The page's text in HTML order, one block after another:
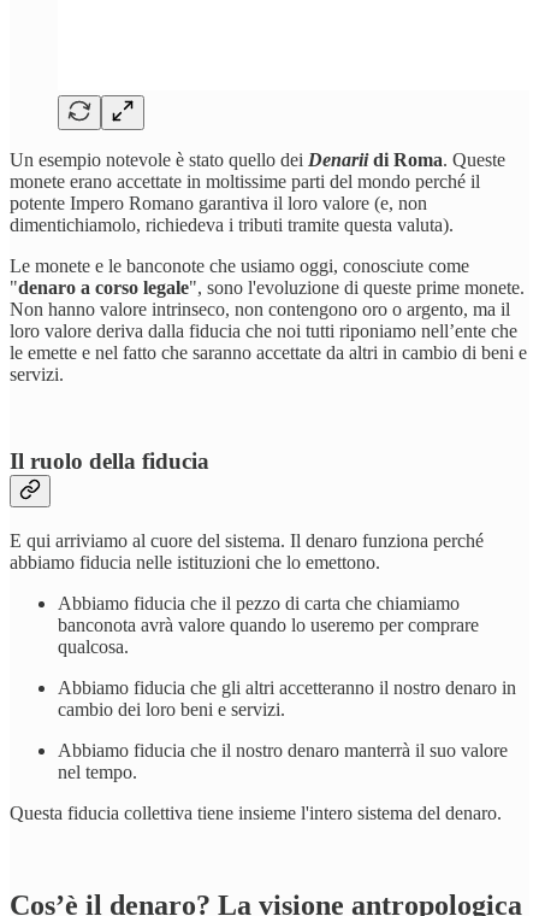
Un esempio notevole è stato quello dei Denariidi Roma. Queste
monete erano accettate in moltissime parti del mondo perché il
potente Impero Romano garantiva il loro valore (e, non
dimentichiamolo, richiedeva i tributi tramite questa valuta).
Le monete e le banconote che usiamo oggi, conosciute come
"denaro a corso legale", sono l'evoluzione di queste prime monete.
Non hanno valore intrinseco, non contengono oro o argento, ma il
loro valore deriva dalla fiducia che noi tutti riponiamo nell’ente che
le emette e nel fatto che saranno accettate da altri in cambio di beni e
servizi.
Il ruolo della fiducia
E qui arriviamo al cuore del sistema. Il denaro funziona perché
abbiamo fiducia nelle istituzioni che lo emettono.
Abbiamo fiducia che il pezzo di carta che chiamiamo
banconota avrà valore quando lo useremo per comprare
qualcosa.
Abbiamo fiducia che gli altri accetteranno il nostro denaro in
cambio dei loro beni e servizi.
Abbiamo fiducia che il nostro denaro manterrà il suo valore
nel tempo.
Questa fiducia collettiva tiene insieme l'intero sistema del denaro.
Cos’è il denaro? La visione antropologica